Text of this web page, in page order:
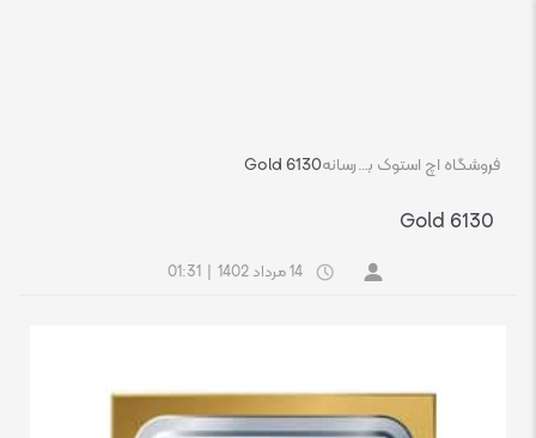
فروشگاه اچ استوک بازار انلاین تجهیزات کامپیوتر استوکرسانه6130 Gold
6130 Gold
14 مرداد 1402 01:31